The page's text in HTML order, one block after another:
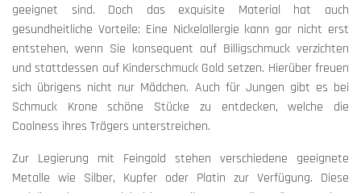
geeignet sind. Doch das exquisite Material hat auch
gesundheitliche Vorteile: Eine Nickelallergie kann gar nicht erst
entstehen, wenn Sie konsequent auf Billigschmuck verzichten
und stattdessen auf Kinderschmuck Gold setzen. Hierüber freuen
sich übrigens nicht nur Mädchen. Auch für Jungen gibt es bei
Schmuck Krone schöne Stücke zu entdecken, welche die
Coolness ihres Trägers unterstreichen.
Zur Legierung mit Feingold stehen verschiedene geeignete
Metalle wie Silber, Kupfer oder Platin zur Verfügung. Diese